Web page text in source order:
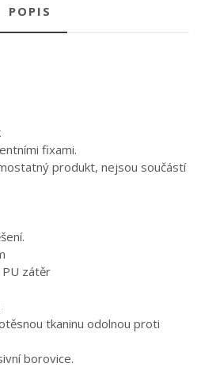
POPIS
fixami.
produkt, nejsou součástí
PU zátěr
tkaninu odolnou proti
borovice.